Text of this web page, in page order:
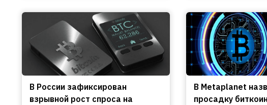
В России зафиксирован
взрывной рост спроса на
В Metaplanet
просадку